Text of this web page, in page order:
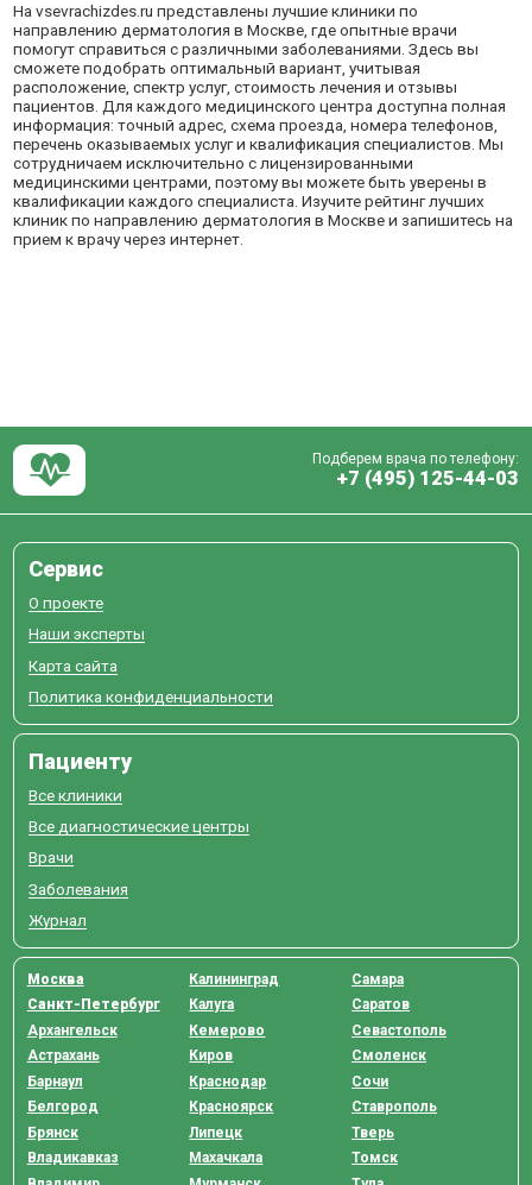
Наvsevrachizdes.ru представлены лучшие клиники по
направлению дерматология в Москве, где опытные врачи
помогут справиться с различными заболеваниями. Здесь вы
сможете подобрать оптимальный вариант, учитывая
расположение, спектр услуг, стоимость лечения и отзывы
пациентов. Для каждого медицинского центра доступна полная
информация: точный адрес, схема проезда, номера телефонов,
перечень оказываемых услуг и квалификация специалистов. Мы
сотрудничаем исключительно с лицензированными
медицинскими центрами, поэтому вы можете быть уверены в
квалификации каждого специалиста. Изучите рейтинг лучших
клиник по направлению дерматология в Москве и запишитесь на
прием к врачу через интернет.
Подберем врача по телефону:
+7 (495) 125-44-03
Сервис
О проекте
Наши эксперты
Карта сайта
Политика конфиденциальности
Пациенту
Все клиники
Все диагностические центры
Врачи
Заболевания
Журнал
Москва
Санкт-Петербург
Архангельск
Астрахань
Барнаул
Белгород
Брянск
Владикавказ
Калининград
Калуга
Кемерово
Киров
Краснодар
Красноярск
Липецк
Махачкала
Самара
Саратов
Севастополь
Смоленск
Сочи
Ставрополь
Тверь
Томск